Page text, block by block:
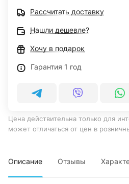
Рассчитать доставку
Нашли дешевле?
Хочу в подарок
Гарантия 1 год
Цена действительна только для
может отличаться от цен в
Описание Отзывы